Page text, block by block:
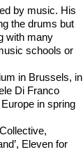
by music. His
the drums but
with many
schools or
in Brussels, in
Di Franco
in spring
Eleven for